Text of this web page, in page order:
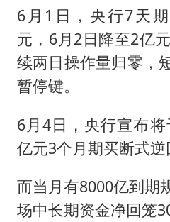
6月1日，央行7天
元，6月2日降至2亿
续两日操作量归零，
暂停键。
6月4日，央行宣布
亿元3个月期买断式逆
而当月有8000亿到期
场中长期资金净回笼